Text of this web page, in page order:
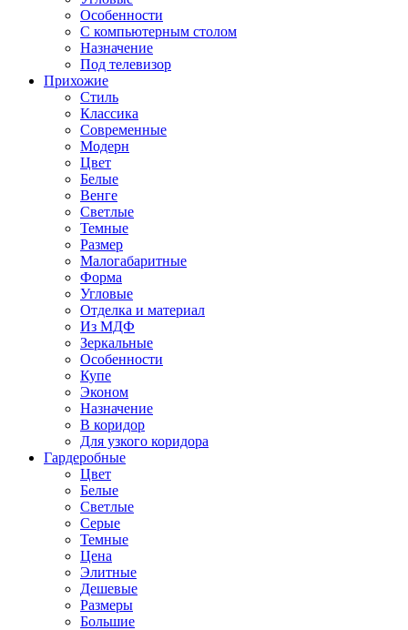
Особенности
С компьютерным столом
Назначение
Под телевизор
Прихожие
Стиль
Классика
Современные
Модерн
Цвет
Белые
Венге
Светлые
Темные
Размер
Малогабаритные
Форма
Угловые
Отделка и материал
Из МДФ
Зеркальные
Особенности
Купе
Эконом
Назначение
В коридор
Для узкого коридора
Гардеробные
Цвет
Белые
Светлые
Серые
Темные
Цена
Элитные
Дешевые
Размеры
Большие